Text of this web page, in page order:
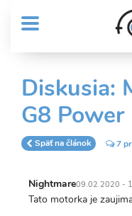
obsah
MENU
Sub
Header
menu
User
account
menu
Diskusia:
G8 Power
Späť na článok 7
Nightmare09.02.2020 -
Tato motorka je